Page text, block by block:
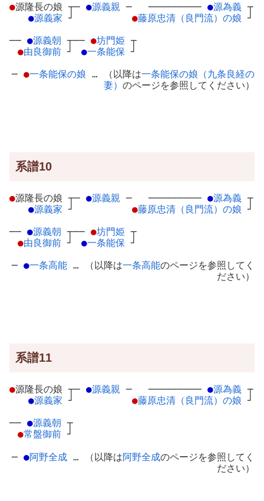
●源隆長の娘 ┬
●源義家 ┘
─ ●源義親 ─ ───────── ●源為義 ┬
●藤原忠清（良門流）の娘 ┘
── ●源義朝 ┬
●由良御前 ┘
── ●坊門姫 ┬
●一条能保 ┘
─ ●一条能保の娘 … （以降は一条能保の娘（九条良経の
妻） のページを参照してください）
系譜10
●源隆長の娘 ┬
●源義家 ┘
─ ●源義親 ─ ───────── ●源為義 ┬
●藤原忠清（良門流）の娘 ┘
── ●源義朝 ┬
●由良御前 ┘
── ●坊門姫 ┬
●一条能保 ┘
─ ●一条高能 … （以降は一条高能のページを参照してく
ださい）
系譜11
●源隆長の娘 ┬
●源義家 ┘
─ ●源義親 ─ ───────── ●源為義 ┬
●藤原忠清（良門流）の娘 ┘
── ●源義朝 ┬
●常盤御前 ┘
─ ●阿野全成 … （以降は阿野全成のページを参照してく
ださい）